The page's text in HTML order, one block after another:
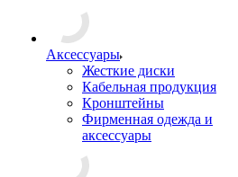
Аксессуары
Жесткие диски
Кабельная продукция
Кронштейны
Фирменная одежда и
аксессуары